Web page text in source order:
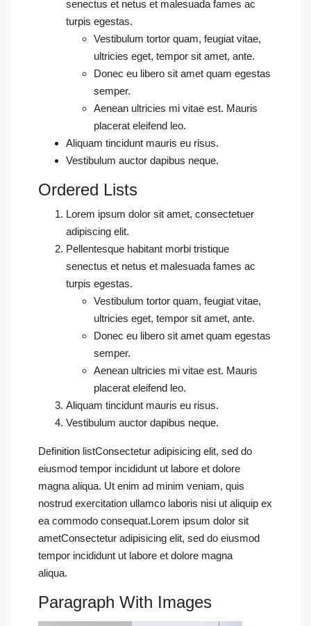
senectus et netus et malesuada fames ac
turpis egestas.
Vestibulum tortor quam, feugiat vitae,
ultricies eget, tempor sit amet, ante.
Donec eu libero sit amet quam egestas
semper.
Aenean ultricies mi vitae est. Mauris
placerat eleifend leo.
Aliquam tincidunt mauris eu risus.
Vestibulum auctor dapibus neque.
Ordered Lists
Lorem ipsum dolor sit amet, consectetuer
adipiscing elit.
Pellentesque habitant morbi tristique
senectus et netus et malesuada fames ac
turpis egestas.
Vestibulum tortor quam, feugiat vitae,
ultricies eget, tempor sit amet, ante.
Donec eu libero sit amet quam egestas
semper.
Aenean ultricies mi vitae est. Mauris
placerat eleifend leo.
Aliquam tincidunt mauris eu risus.
Vestibulum auctor dapibus neque.
Definition listConsectetur adipisicing elit, sed do
eiusmod tempor incididunt ut labore et dolore
magna aliqua. Ut enim ad minim veniam, quis
nostrud exercitation ullamco laboris nisi ut aliquip ex
ea commodo consequat.Lorem ipsum dolor sit
ametConsectetur adipisicing elit, sed do eiusmod
tempor incididunt ut labore et dolore magna
aliqua.
Paragraph With Images